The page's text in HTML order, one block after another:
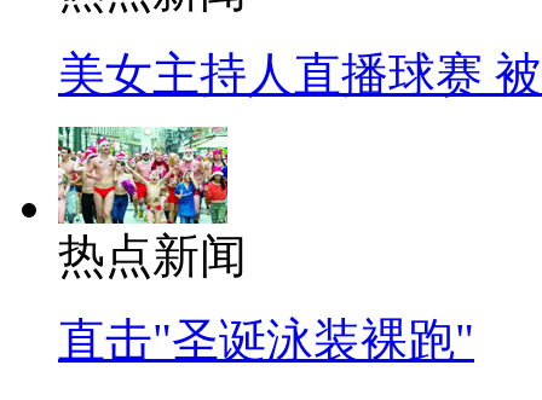
美女主持人直播球赛
热点新闻
直击"圣诞泳装裸跑"